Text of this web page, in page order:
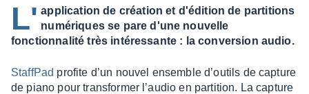
L' application de création et d'édition de partitions
numériques se pare d'une nouvelle
fonctionnalité très intéressante : la conversion audio.
Staff­Pad profite d’un nouvel ensemble d’ou­tils de capture
de piano pour trans­for­mer l’au­dio en parti­tion. La capture